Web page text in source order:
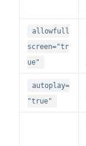
allowfull
screen="tr
ue"
autoplay=
"true"